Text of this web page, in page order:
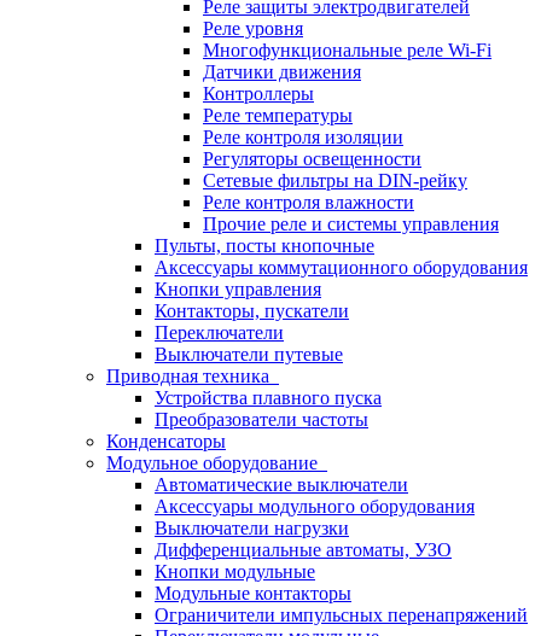
Реле защиты электродвигателей
Реле уровня
Многофункциональные реле Wi-Fi
Датчики движения
Контроллеры
Реле температуры
Реле контроля изоляции
Регуляторы освещенности
Сетевые фильтры на DIN-рейку
Реле контроля влажности
Прочие реле и системы управления
Пульты, посты кнопочные
Аксессуары коммутационного оборудования
Кнопки управления
Контакторы, пускатели
Переключатели
Выключатели путевые
Приводная техника
Устройства плавного пуска
Преобразователи частоты
Конденсаторы
Модульное оборудование
Автоматические выключатели
Аксессуары модульного оборудования
Выключатели нагрузки
Дифференциальные автоматы, УЗО
Кнопки модульные
Модульные контакторы
Ограничители импульсных перенапряжений